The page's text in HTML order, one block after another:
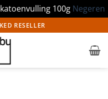
100g Negeren
RESELLER